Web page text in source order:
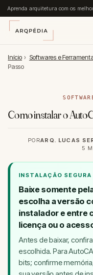
Aprenda arquitetura com os
Início › Softwares e
Passo
Como instalar o
PORARQ. LUCAS
5
INSTALAÇÃO SEGURA
Baixe somente
escolha a versão
instalador e entre
licença ou o
Antes de baixar,
escolhida. Para
bits; confirme